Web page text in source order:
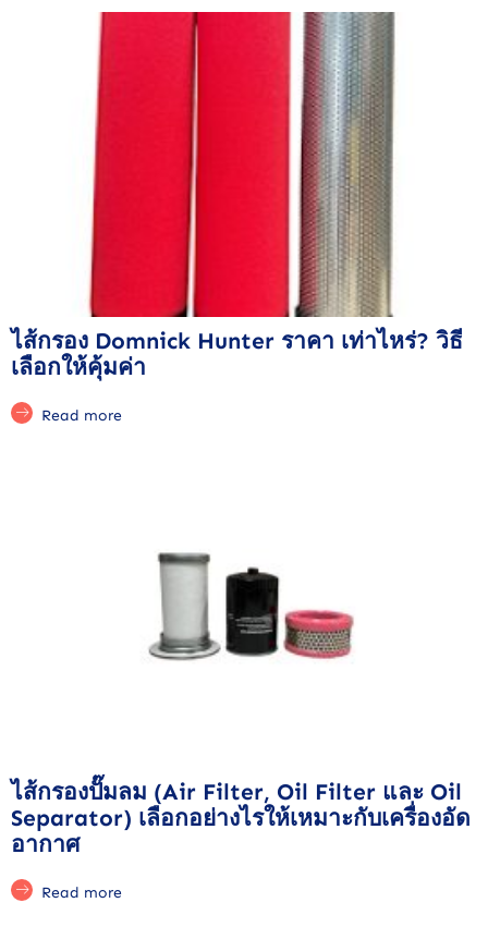
ไส้กรอง Domnick Hunter ราคา เท่าไหร่? วิธี
เลือกให้คุ้มค่า
Read more
ไส้กรองปั๊มลม (Air Filter, Oil Filter และ Oil
Separator) เลือกอย่างไรให้เหมาะกับเครื่องอัด
อากาศ
Read more